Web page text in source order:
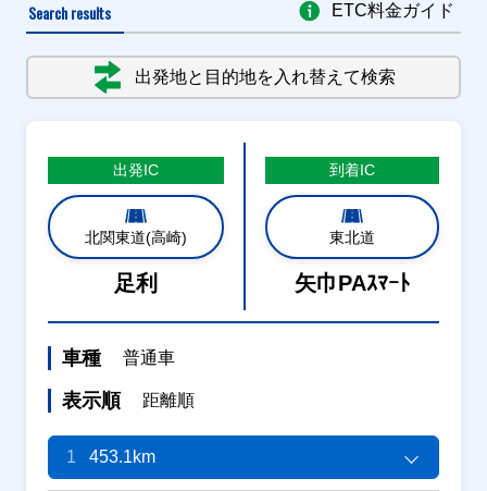
Search results
出発地と目的地を入れ替えて検索
ETC料金ガイド
出発IC
北関東道(高崎)
足利
到着IC
東北道
矢巾PAｽﾏｰﾄ
車種 普通車
表示順 距離順
1 453.1km